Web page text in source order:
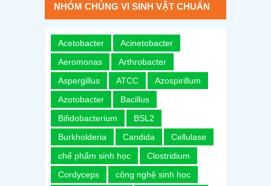
NHÓM CHỦNG VI SINH VẬT CHUẨN
Acetobacter
Acinetobacter
Aeromonas
Arthrobacter
Aspergillus
ATCC
Azospirillum
Azotobacter
Bacillus
Bifidobacterium
BSL2
Burkholderia
Candida
Cellulase
chế phẩm sinh học
Clostridium
Cordyceps
công nghệ sinh học